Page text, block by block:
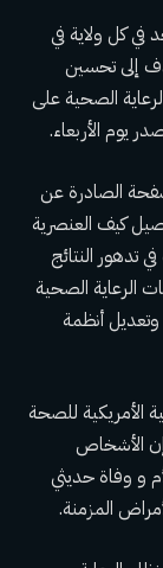
في كل ولاية في
إلى تحسين
الصحية على
يوم الأربعاء.
الوثيقة التي يزيد عددها عن 300 صفحة الصادرة عن
كيف العنصرية
النتائج
الرعاية الصحية
وتعديل أنظمة
الأمريكية للصحة
إن الأشخاص
و وفاة حديثي
المزمنة.